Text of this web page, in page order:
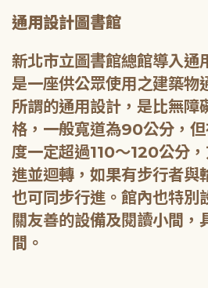
通用設計圖書館
新北市立圖書館總館導入通
是一座供公眾使用之建築物
所謂的通用設計，是比無障
格，一般寬道為90公分，
度一定超過110～120公分
進並迴轉，如果有步行者與
也可同步行進。館內也特別
關友善的設備及閱讀小間，
間。